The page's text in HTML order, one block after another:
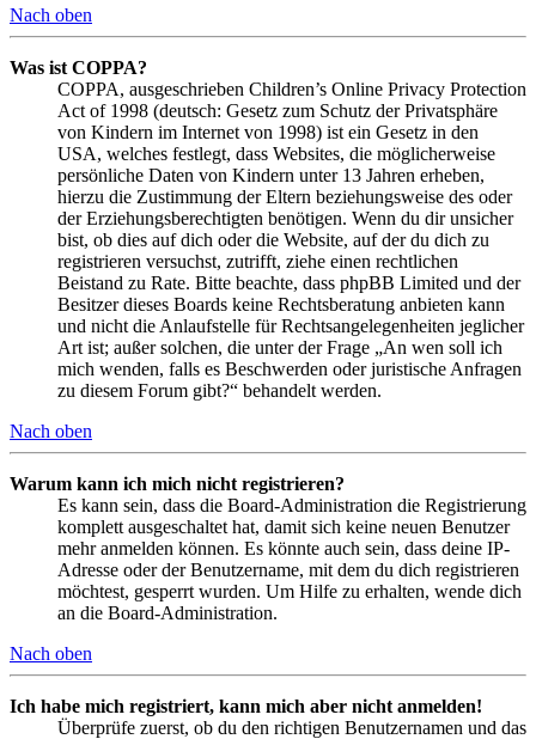
Nach oben
Was ist COPPA?
COPPA, ausgeschrieben Children’s Online Privacy Protection
Act of 1998 (deutsch: Gesetz zum Schutz der Privatsphäre
von Kindern im Internet von 1998) ist ein Gesetz in den
USA, welches festlegt, dass Websites, die möglicherweise
persönliche Daten von Kindern unter 13 Jahren erheben,
hierzu die Zustimmung der Eltern beziehungsweise des oder
der Erziehungsberechtigten benötigen. Wenn du dir unsicher
bist, ob dies auf dich oder die Website, auf der du dich zu
registrieren versuchst, zutrifft, ziehe einen rechtlichen
Beistand zu Rate. Bitte beachte, dass phpBB Limited und der
Besitzer dieses Boards keine Rechtsberatung anbieten kann
und nicht die Anlaufstelle für Rechtsangelegenheiten jeglicher
Art ist; außer solchen, die unter der Frage „An wen soll ich
mich wenden, falls es Beschwerden oder juristische Anfragen
zu diesem Forum gibt?“ behandelt werden.
Nach oben
Warum kann ich mich nicht registrieren?
Es kann sein, dass die Board-Administration die Registrierung
komplett ausgeschaltet hat, damit sich keine neuen Benutzer
mehr anmelden können. Es könnte auch sein, dass deine IP-
Adresse oder der Benutzername, mit dem du dich registrieren
möchtest, gesperrt wurden. Um Hilfe zu erhalten, wende dich
an die Board-Administration.
Nach oben
Ich habe mich registriert, kann mich aber nicht anmelden!
Überprüfe zuerst, ob du den richtigen Benutzernamen und das